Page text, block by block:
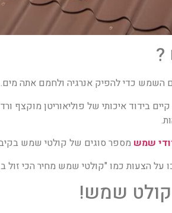
?
השמש כדי להפיק אנרגיה ולחמם אתה מים.
בידוד איכותי של פוליאוריטן מוקצף
שמש מספר סוגים של קולטי שמש
הצעות כמו "קולטי שמש מחיר הכי זול
קולט שמש!